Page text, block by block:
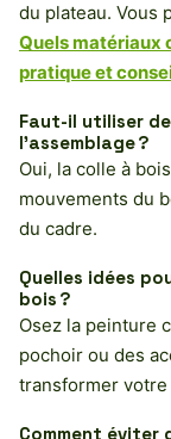
du plateau. Vous
Quels matériaux
pratique et
Faut-il utiliser
l’assemblage ?
Oui, la colle à
mouvements du
du cadre.
Quelles idées
bois ?
Osez la peinture
pochoir ou des
transformer
Comment éviter